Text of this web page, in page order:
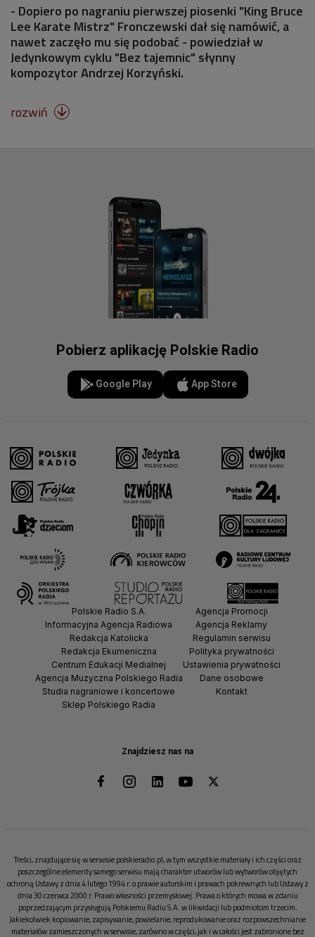
- Dopiero po nagraniu pierwszej piosenki "King Bruce
Lee Karate Mistrz" Fronczewski dał się namówić, a
nawet zaczęło mu się podobać - powiedział w
Jedynkowym cyklu "Bez tajemnic" słynny
kompozytor Andrzej Korzyński.
rozwiń 
Pobierz aplikację Polskie Radio
Google Play App Store
Znajdziesz nas na
Polskie Radio S.A.
Informacyjna Agencja Radiowa
Redakcja Katolicka
Redakcja Ekumeniczna
Centrum Edukacji Medialnej
Agencja Muzyczna Polskiego Radia
Studia nagraniowe i koncertowe
Sklep Polskiego Radia
Agencja Promocji
Agencja Reklamy
Regulamin serwisu
Polityka prywatności
Ustawienia prywatności
Dane osobowe
Kontakt
Treści, znajdujące się w serwisie polskieradio.pl, w tym wszystkie materiały i ich części oraz
poszczególne elementy samego serwisu mają charakter utworów lub wytworów objętych
ochroną Ustawy z dnia 4 lutego 1994 r. o prawie autorskim i prawach pokrewnych lub Ustawy z
dnia 30 czerwca 2000 r. Prawo własności przemysłowej. Prawa o których mowa w zdaniu
poprzedzającym przysługują Polskiemu Radiu S.A. w likwidacji lub podmiotom trzecim.
Jakiekolwiek kopiowanie, zapisywanie, powielanie, reprodukowanie oraz rozpowszechnianie
materiałów zamieszczonych w serwisie, zarówno w części, jak i w całości jest zabronione bez